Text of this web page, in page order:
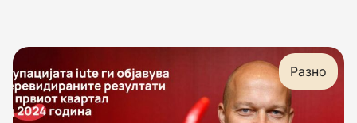
Разно